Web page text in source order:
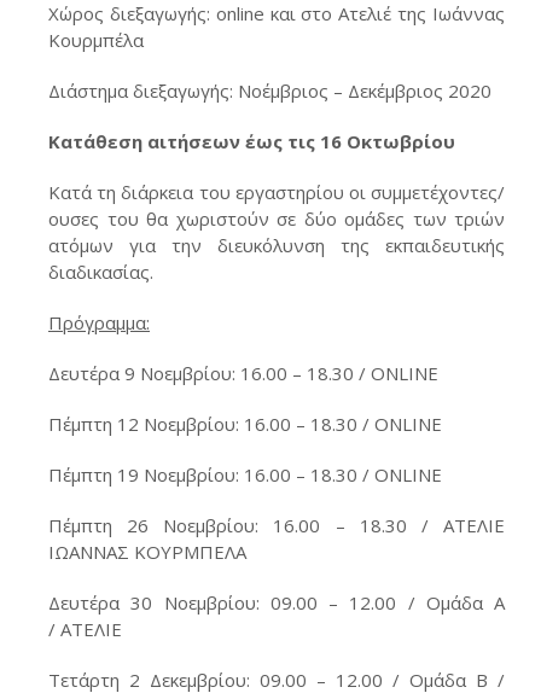
Χώρος διεξαγωγής: online και στο Ατελιέ της Ιωάννας
Κουρμπέλα
Διάστημα διεξαγωγής: Νοέμβριος – Δεκέμβριος 2020
Κατάθεση αιτήσεων έως τις 16 Οκτωβρίου
Κατά τη διάρκεια του εργαστηρίου οι συμμετέχοντες/
ουσες του θα χωριστούν σε δύο ομάδες των τριών
ατόμων για την διευκόλυνση της εκπαιδευτικής
διαδικασίας.
Πρόγραμμα:
Δευτέρα 9 Νοεμβρίου: 16.00 – 18.30 / ONLINE
Πέμπτη 12 Νοεμβρίου: 16.00 – 18.30 / ONLINE
Πέμπτη 19 Νοεμβρίου: 16.00 – 18.30 / ONLINE
Πέμπτη 26 Νοεμβρίου: 16.00 – 18.30 / ΑΤΕΛΙΕ
ΙΩΑΝΝΑΣ ΚΟΥΡΜΠΕΛΑ
Δευτέρα 30 Νοεμβρίου: 09.00 – 12.00 / Ομάδα Α
/ ΑΤΕΛΙΕ
Τετάρτη 2 Δεκεμβρίου: 09.00 – 12.00 / Ομάδα Β /